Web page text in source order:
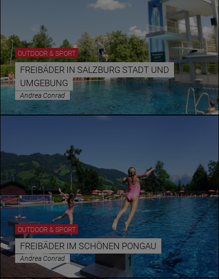
OUTDOOR & SPORT
FREIBÄDER IN SALZBURG STADT UND
UMGEBUNG
Andrea Conrad
OUTDOOR & SPORT
FREIBÄDER IM SCHÖNEN PONGAU
Andrea Conrad